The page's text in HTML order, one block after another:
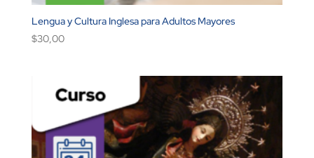
Lengua y Cultura Inglesa para Adultos Mayores
$30,00